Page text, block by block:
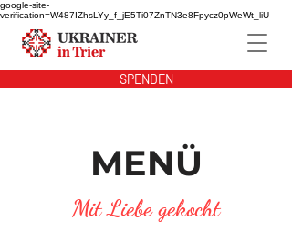
google-site-
verification=W487IZhsLYy_f_jE5Ti07ZnTN3e8Fpycz0pWeWt_liU
SPENDEN
MENÜ
Mit Liebe gekocht